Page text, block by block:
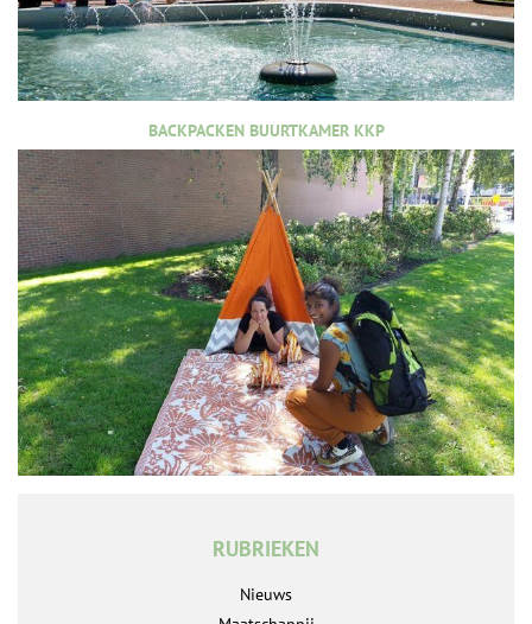
BACKPACKEN BUURTKAMER KKP
RUBRIEKEN
Nieuws